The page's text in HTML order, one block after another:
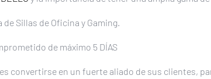
Sillas de Oficina y Gaming.
de máximo 5 DÍAS
es convertirse en un fuerte aliado de sus clientes,